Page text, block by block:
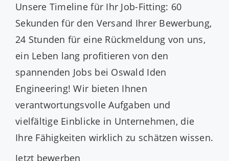
Unsere Timeline für Ihr Job-Fitting: 60
Sekunden für den Versand Ihrer Bewerbung,
24 Stunden für eine Rückmeldung von uns,
ein Leben lang profitieren von den
spannenden Jobs bei Oswald Iden
Engineering! Wir bieten Ihnen
verantwortungsvolle Aufgaben und
vielfältige Einblicke in Unternehmen, die
Ihre Fähigkeiten wirklich zu schätzen wissen.
Jetzt bewerben